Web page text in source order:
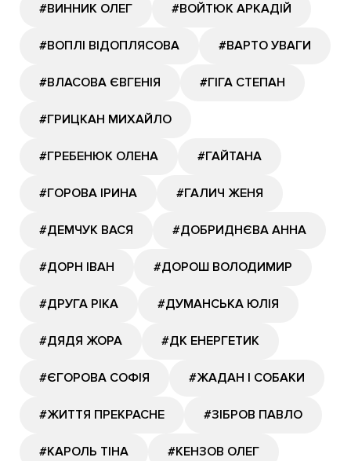
#ВИННИК ОЛЕГ #ВОЙТЮК АРКАДІЙ
#ВОПЛІ ВІДОПЛЯСОВА #ВАРТО УВАГИ
#ВЛАСОВА ЄВГЕНІЯ #ГІГА СТЕПАН
#ГРИЦКАН МИХАЙЛО
#ГРЕБЕНЮК ОЛЕНА #ГАЙТАНА
#ГОРОВА ІРИНА #ГАЛИЧ ЖЕНЯ
#ДЕМЧУК ВАСЯ #ДОБРИДНЄВА АННА
#ДОРН ІВАН #ДОРОШ ВОЛОДИМИР
#ДРУГА РІКА #ДУМАНСЬКА ЮЛІЯ
#ДЯДЯ ЖОРА #ДК ЕНЕРГЕТИК
#ЄГОРОВА СОФІЯ #ЖАДАН І СОБАКИ
#ЖИТТЯ ПРЕКРАСНЕ #ЗІБРОВ ПАВЛО
#КАРОЛЬ ТІНА #КЕНЗОВ ОЛЕГ